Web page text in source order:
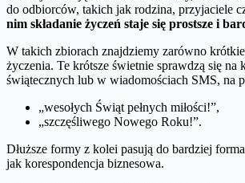
do odbiorców, takich jak rodzina, przyjaciele
nim składanie życzeń staje się prostsze i
W takich zbiorach znajdziemy zarówno
życzenia. Te krótsze świetnie sprawdzą się na
świątecznych lub w wiadomościach SMS, na
„wesołych Świąt pełnych miłości!”,
„szczęśliwego Nowego Roku!”.
Dłuższe formy z kolei pasują do bardziej
jak korespondencja biznesowa.